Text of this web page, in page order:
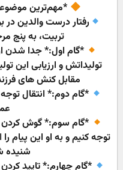
*مهم‌ترین
رفتار درست والدین در
تربیت، به پنج
*گام اول:* جدا شدن
تولیداتش و ارزیابی این
مقابل کنش های
*گام دوم:* انتقال
*گام سوم:* گوش کردن
توجه کنیم و به او این پیام
شنیده
*گام چهارم:* تایید